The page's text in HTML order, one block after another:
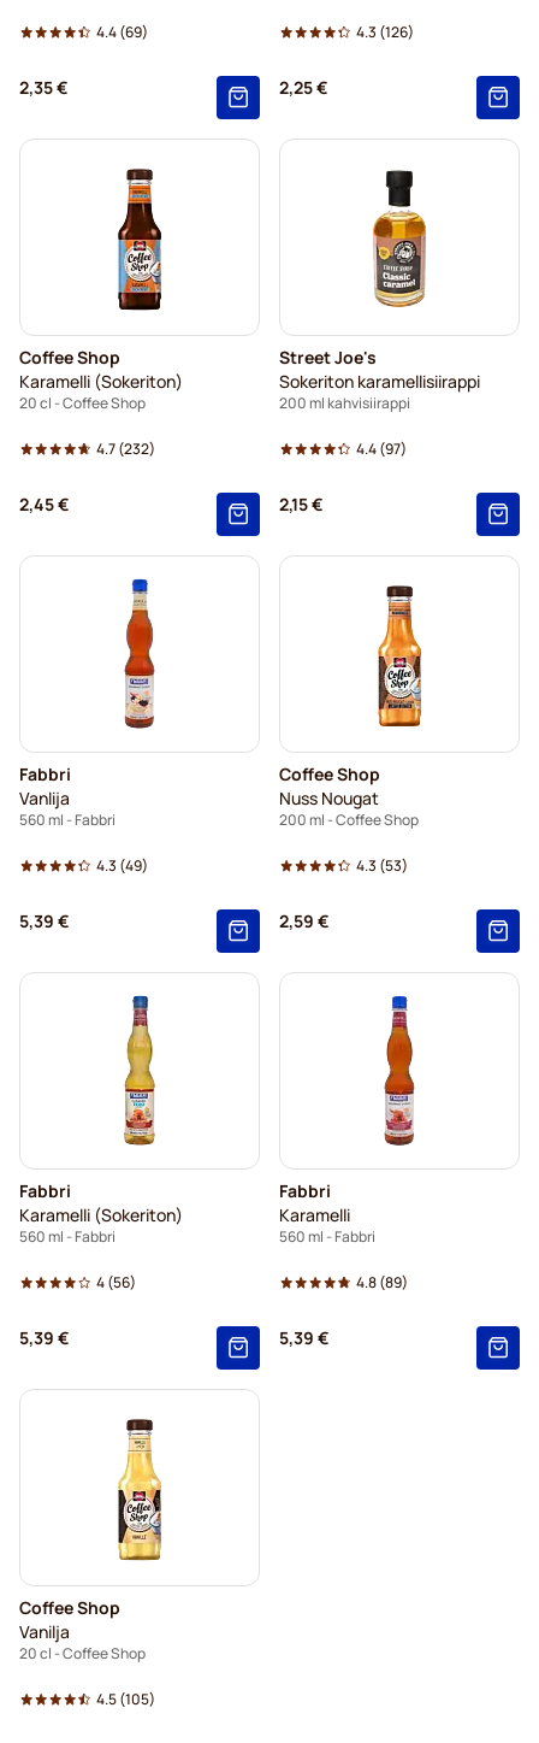
4.4(69)
2,35 €
4.3 (126)
2,25 €
Coffee Shop
Karamelli (Sokeriton)
20 cl - Coffee Shop
4.7(232)
2,45 €
Street Joe's
Sokeriton karamellisiirappi
200 ml kahvisiirappi
4.4(97)
2,15 €
Fabbri
Vanlija
560 ml - Fabbri
4.3 (49)
5,39 €
Coffee Shop
Nuss Nougat
200 ml - Coffee Shop
4.3 (53)
2,59 €
Fabbri
Karamelli (Sokeriton)
560 ml - Fabbri
4(56)
5,39 €
Fabbri
Karamelli
560 ml - Fabbri
4.8(89)
5,39 €
Coffee Shop
Vanilja
20 cl - Coffee Shop
4.5(105)